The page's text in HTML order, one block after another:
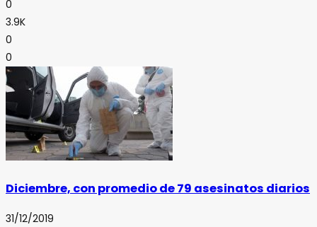
0
3.9K
0
0
Diciembre, con promedio de 79 asesinatos diarios
31/12/2019